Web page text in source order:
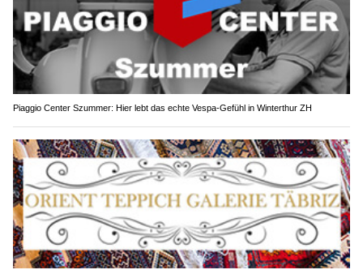
Piaggio Center Szummer: Hier lebt das echte Vespa-Gefühl in Winterthur ZH